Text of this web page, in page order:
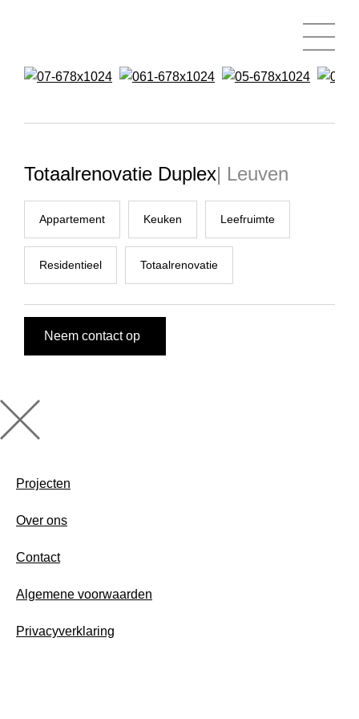
Totaalrenovatie Duplex| Leuven
Appartement Keuken Leefruimte
Residentieel Totaalrenovatie
Neem contact op
Projecten
Over ons
Contact
Algemene voorwaarden
Privacyverklaring